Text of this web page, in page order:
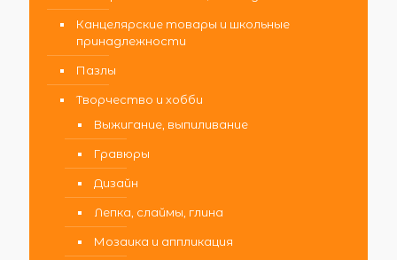
Канцелярские товары и школьные
принадлежности
Пазлы
Творчество и хобби
Выжигание, выпиливание
Гравюры
Дизайн
Лепка, слаймы, глина
Мозаика и аппликация